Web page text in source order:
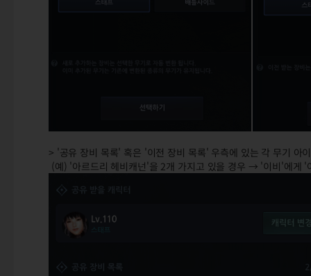
> '공유 장비 목록' 혹은 '이전 장비 목록' 우측에 있는 각 무기 아
(예) '아르드리 헤비캐넌'을 2개 가지고 있을 경우 → '이비'에게